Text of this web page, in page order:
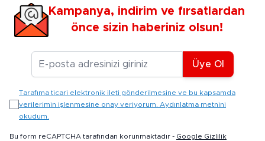
Kampanya, indirim ve fırsatlardan
önce sizin haberiniz olsun!
E-posta Adresiniz
Üye Ol
Tarafıma ticari elektronik ileti gönderilmesine ve bu kapsamda
verilerimin işlenmesine onay veriyorum. Aydınlatma metnini
okudum.
Bu form reCAPTCHA tarafından korunmaktadır - Google Gizlilik